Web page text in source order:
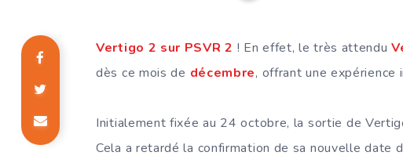
Vertigo 2 sur PSVR 2 ! En effet, le très attendu
dès ce mois de décembre, offrant une expérience
Initialement fixée au 24 octobre, la sortie de
Cela a retardé la confirmation de sa nouvelle date